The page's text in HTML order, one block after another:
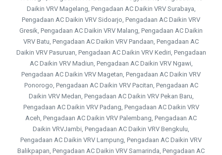
Daikin VRV Magelang, Pengadaan AC Daikin VRV Surabaya,
Pengadaan AC Daikin VRV Sidoarjo, Pengadaan AC Daikin VRV
Gresik, Pengadaan AC Daikin VRV Malang, Pengadaan AC Daikin
VRV Batu, Pengadaan AC Daikin VRV Pandaan, Pengadaan AC
Daikin VRV Pasuruan, Pengadaan AC Daikin VRV Kediri, Pengadaan
AC Daikin VRV Madiun, Pengadaan AC Daikin VRV Ngawi,
Pengadaan AC Daikin VRV Magetan, Pengadaan AC Daikin VRV
Ponorogo, Pengadaan AC Daikin VRV Pacitan, Pengadaan AC
Daikin VRV Medan, Pengadaan AC Daikin VRV Pekan Baru,
Pengadaan AC Daikin VRV Padang, Pengadaan AC Daikin VRV
Aceh, Pengadaan AC Daikin VRV Palembang, Pengadaan AC
Daikin VRVJambi, Pengadaan AC Daikin VRV Bengkulu,
Pengadaan AC Daikin VRV Lampung, Pengadaan AC Daikin VRV
Balikpapan, Pengadaan AC Daikin VRV Samarinda, Pengadaan AC